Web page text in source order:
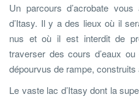
Un parcours d’acrobate
d’Itasy. Il y a des lieux où il
nus et où il est interdit de
traverser des cours d’eaux
dépourvus de rampe, construits
Le vaste lac d’Itasy dont la